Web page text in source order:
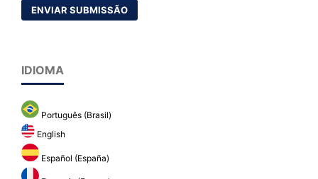
ENVIAR SUBMISSÃO
IDIOMA
Português (Brasil)
English
Español (España)